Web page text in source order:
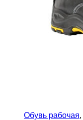
Обувь рабочая,